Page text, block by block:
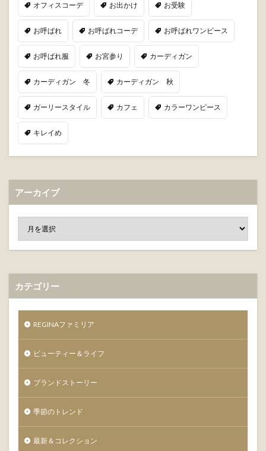
オフィスコーデ お出かけ お受験
お呼ばれ お呼ばれコーデ お呼ばれワンピース
お呼ばれ服 お宮参り カーディガン
カーディガン 冬 カーディガン 秋
ガーリースタイル カフェ カラーワンピース
キレイめ
アーカイブ
カテゴリー
REGINAファミリア
ビューティー＆ライフ
ブランドストーリー
季節のトレンド
最新＆コレクション